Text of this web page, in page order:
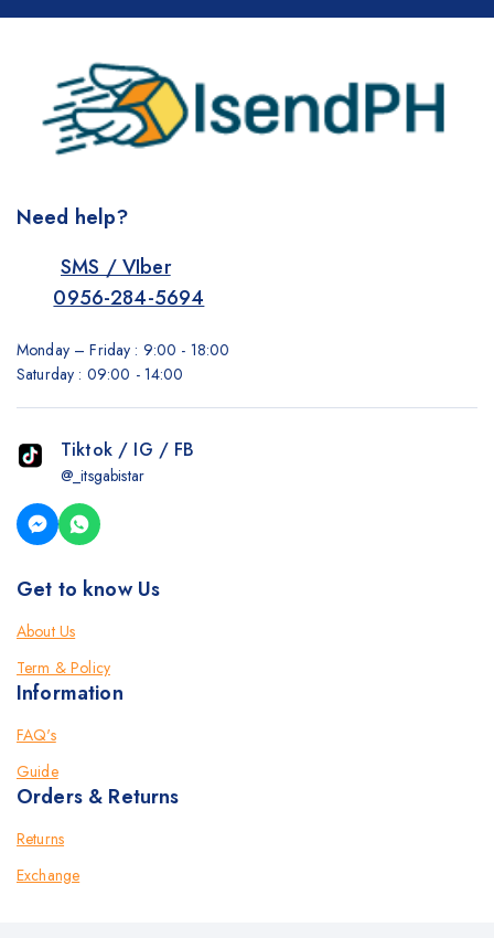
Need help?
SMS / VIber
0956-284-5694
Monday – Friday : 9:00 - 18:00
Saturday : 09:00 - 14:00
Tiktok / IG / FB
@_itsgabistar
Get to know Us
About Us
Term & Policy
Information
FAQ's
Guide
Orders & Returns
Returns
Exchange